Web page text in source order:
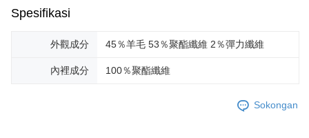
Spesifikasi
外觀成分 45％羊毛 53％聚酯纖維 2％彈力纖維
內裡成分 100％聚酯纖維
Sokongan